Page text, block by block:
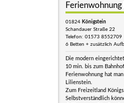
01824 Königstein
Schandauer Straße 22
Telefon: 01573 8552709
6 Betten + zusätzlich
Die modern
10 min. bis zum
Ferienwohnung hat
Lilienstein.
Zum Freizeitland
Selbstverständlich